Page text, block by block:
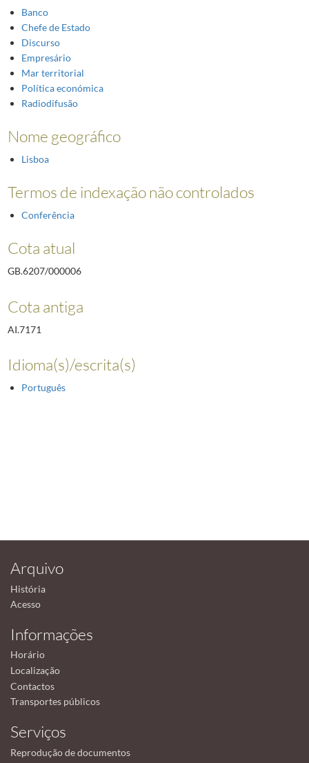
Banco
Chefe de Estado
Discurso
Empresário
Mar territorial
Política económica
Radiodifusão
Nome geográfico
Lisboa
Termos de indexação não controlados
Conferência
Cota atual
GB.6207/000006
Cota antiga
AI.7171
Idioma(s)/escrita(s)
Português
Arquivo
História
Acesso
Informações
Horário
Localização
Contactos
Transportes públicos
Serviços
Reprodução de documentos